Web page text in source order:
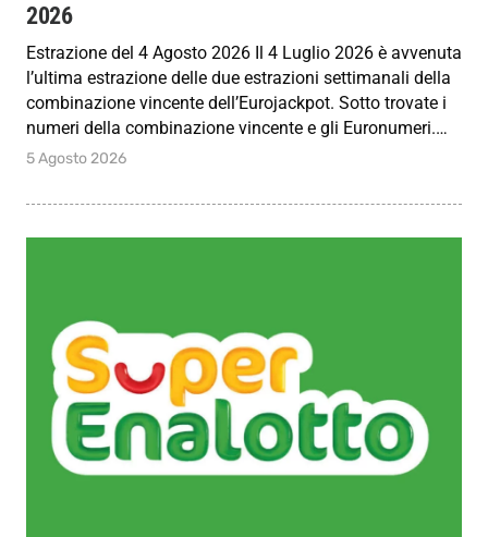
2026
Estrazione del 4 Agosto 2026 Il 4 Luglio 2026 è avvenuta
l’ultima estrazione delle due estrazioni settimanali della
combinazione vincente dell’Eurojackpot. Sotto trovate i
numeri della combinazione vincente e gli Euronumeri.…
5 Agosto 2026